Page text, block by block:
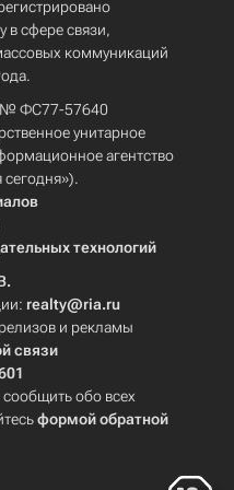
в сфере связи,
коммуникаций
№ ФС77-57640
унитарное
агентство
технологий
realty@ria.ru
и рекламы
связи
обо всех
формой обратной